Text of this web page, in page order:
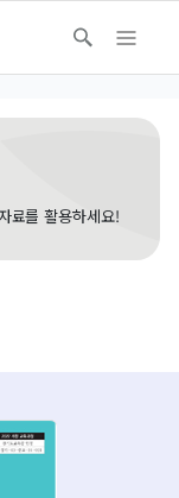
료를 활용하세요!